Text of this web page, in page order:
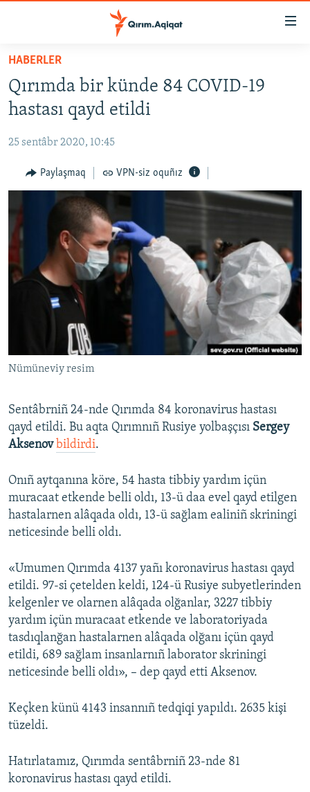
Esas
qaytmaq
Baş
qaytmaq
qaytmaq
HABERLER
SİYASET
İQTİSADİYAT
CEMİYET
MEDENİYET
İNSAN AQLARI
VİDEO
SÜRET
BLOGLAR
Українською
HABERLER
Qırımda bir künde 84 COVID-19
hastası qayd etildi
25 sentâbr 2020, 10:45
Paylaşmaq VPN-siz oquñız
Nümüneviy resim
Sentâbrniñ 24-nde Qırımda 84 koronavirus hastası
qayd etildi. Bu aqta Qırımnıñ Rusiye yolbaşçısı Sergey
Aksenov bildirdi.
Onıñ aytqanına köre, 54 hasta tibbiy yardım içün
muracaat etkende belli oldı, 13-ü daa evel qayd etilgen
hastalarnen alâqada oldı, 13-ü sağlam ealiniñ skriningi
neticesinde belli oldı.
«Umumen Qırımda 4137 yañı koronavirus hastası qayd
etildi. 97-si çetelden keldi, 124-ü Rusiye subyetlerinden
kelgenler ve olarnen alâqada olğanlar, 3227 tibbiy
yardım içün muracaat etkende ve laboratoriyada
tasdıqlanğan hastalarnen alâqada olğanı içün qayd
etildi, 689 sağlam insanlarnıñ laborator skriningi
neticesinde belli oldı», – dep qayd etti Aksenov.
Keçken künü 4143 insannıñ tedqiqi yapıldı. 2635 kişi
tüzeldi.
Hatırlatamız, Qırımda sentâbrniñ 23-nde 81
koronavirus hastası qayd etildi.